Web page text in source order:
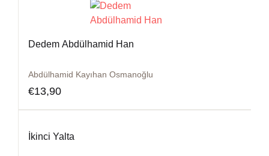
Dedem Abdülhamid Han
Abdülhamid Kayıhan Osmanoğlu
€13,90
İkinci Yalta